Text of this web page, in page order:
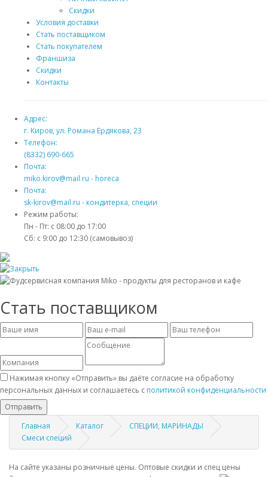
Скидки
Условия доставки
Стать поставщиком
Стать покупателем
Франшиза
Скидки
Контакты
Адрес:
г. Киров, ул. Романа Ердякова, 23
Телефон:
(8332) 690-665
Почта:
miko.kirov@mail.ru - horeca
Почта:
sk-kirov@mail.ru - кондитерка, специи
Режим работы:
Пн - Пт: с 08:00 до 17:00
Сб: с 9:00 до 12:30 (самовывоз)
Стать поставщиком
Нажимая кнопку «Отправить» вы даёте согласие на обработку
персональных данных и соглашаетесь с политикой конфиденциальности
Отправить
Главная
Каталог
СПЕЦИИ, МАРИНАДЫ
Смеси специй
На сайте указаны розничные цены. Оптовые скидки и спец цены